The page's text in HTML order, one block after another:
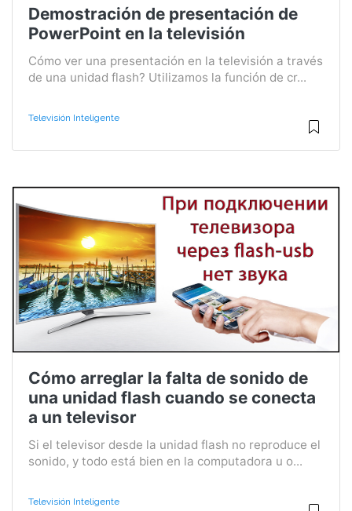
Demostración de presentación de
PowerPoint en la televisión
Cómo ver una presentación en la televisión a través
de una unidad flash? Utilizamos la función de cr...
Televisión Inteligente
Cómo arreglar la falta de sonido de
una unidad flash cuando se conecta
a un televisor
Si el televisor desde la unidad flash no reproduce el
sonido, y todo está bien en la computadora u o...
Televisión Inteligente